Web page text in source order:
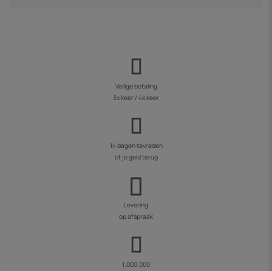
Veilige betaling
3x keer / 4x keer
14 dagen tevreden
of je geld terug
Levering
op afspraak
1.000.000